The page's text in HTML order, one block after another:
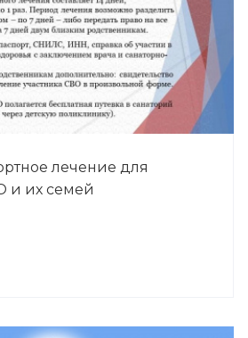
лечение для
и их семей